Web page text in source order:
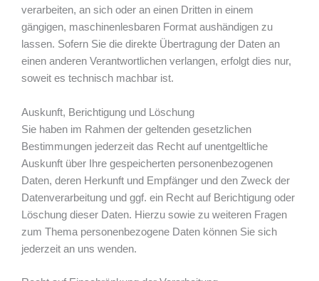
verarbeiten, an sich oder an einen Dritten in einem
gängigen, maschinenlesbaren Format aushändigen zu
lassen. Sofern Sie die direkte Übertragung der Daten an
einen anderen Verantwortlichen verlangen, erfolgt dies nur,
soweit es technisch machbar ist.
Auskunft, Berichtigung und Löschung
Sie haben im Rahmen der geltenden gesetzlichen
Bestimmungen jederzeit das Recht auf unentgeltliche
Auskunft über Ihre gespeicherten personenbezogenen
Daten, deren Herkunft und Empfänger und den Zweck der
Datenverarbeitung und ggf. ein Recht auf Berichtigung oder
Löschung dieser Daten. Hierzu sowie zu weiteren Fragen
zum Thema personenbezogene Daten können Sie sich
jederzeit an uns wenden.